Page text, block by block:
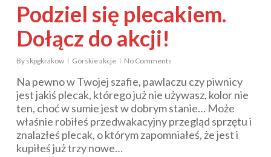
Podziel się plecakiem.
Dołącz do akcji!
By skpgkrakow Górskie akcje No Comments
Na pewno w Twojej szafie, pawlaczu czy piwnicy
jest jakiś plecak, którego już nie używasz, kolor nie
ten, choć w sumie jest w dobrym stanie… Może
właśnie robiłeś przedwakacyjny przegląd sprzętu i
znalazłeś plecak, o którym zapomniałeś, że jest i
kupiłeś już trzy nowe…